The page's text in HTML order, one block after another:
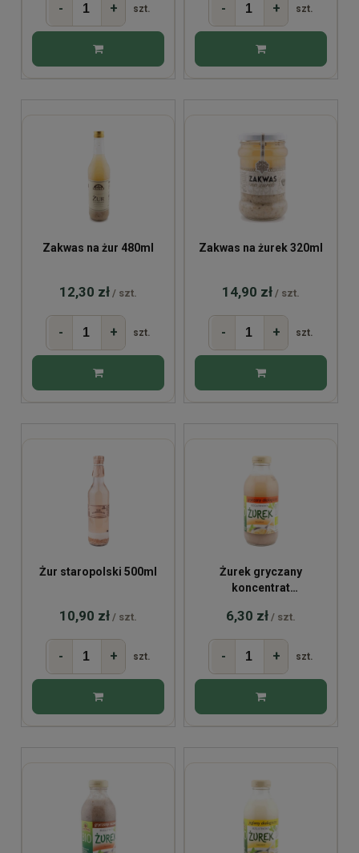
- + szt. - + szt.
Zakwas na żur 480ml
12,30 zł / szt.
- + szt.
Zakwas na żurek 320ml
14,90 zł / szt.
- + szt.
Żur staropolski 500ml
10,90 zł / szt.
- + szt.
Żurek gryczany
koncentrat
6,30 zł / szt.
- + szt.